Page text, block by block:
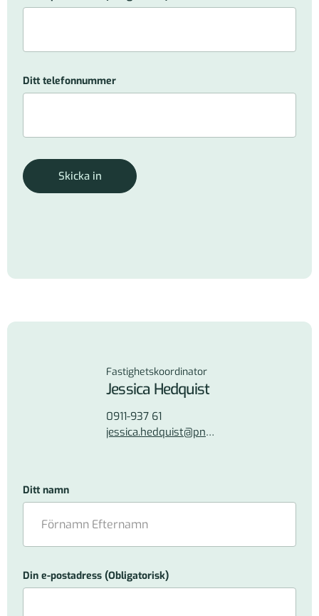
Ditt telefonnummer
Skicka in
Fastighetskoordinator
Jessica Hedquist
0911-937 61
jessica.hedquist@pnf.se
Ditt namn
Din e-postadress (Obligatorisk)